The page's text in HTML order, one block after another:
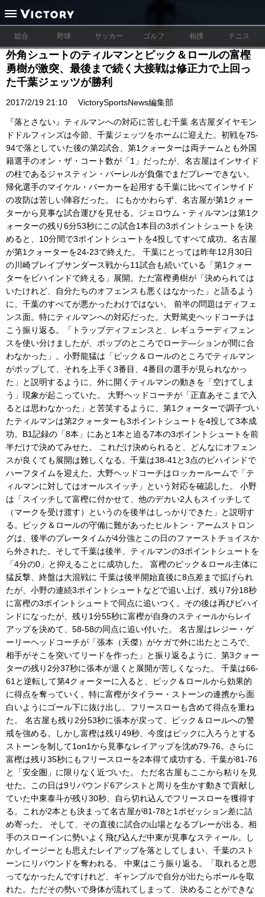
総合 野球 サッカー ゴルフ 相撲 テニス
外角シュートのティルマンとピック＆ロールの富樫
勇樹が激突、最後まで続く大接戦は修正力で上回っ
た千葉ジェッツが勝利
2017/2/19 21:10 VictorySportsNews編集部
『落とさない』ティルマンへの対応に苦しむ千葉 名古屋ダイヤモン
ドドルフィンズは今節、千葉ジェッツをホームに迎えた。初戦を75-
94で落としていた後の第2試合、第1クォーターは両チームとも外国
籍選手のオン・ザ・コート数が「1」だったが、名古屋はインサイド
の柱であるジャスティン・バーレルが負傷でまだプレーできない。
帰化選手のマイケル・パーカーを起用する千葉に比べてインサイド
の攻防は苦しい陣容だった。 にもかかわらず、名古屋が第1クォー
ターから見事な試合運びを見せる。ジェロウム・ティルマンは第1ク
ォーターの残り6分53秒にこの試合1本目の3ポイントシュートを決
めると、10分間で3ポイントシュートを4投してすべて成功。名古屋
が第1クォーターを24-23で終えた。 千葉にとっては昨年12月30日
の川崎ブレイブサンダース戦から11試合も続いている「第1クォー
ターをビハインドで終える」展開。ただ富樫勇樹が「決められては
いたけれど、自分たちのオフェンスも悪くはなかった」と語るよう
に、千葉のすべてが悪かったわけではない。 前半の問題はディフェ
ンス面。特にティルマンへの対応だった。大野篤史ヘッドコーチは
こう振り返る。「トラップディフェンスと、レギュラーディフェン
スを使い分けましたが、ポップのところでローテ―ションが間に合
わなかった」。小野龍猛は「ピック＆ロールのところでティルマン
がポップして、それを上手く3番目、4番目の選手が見られなかっ
た」と説明するように、外に開くティルマンの動きを「空けてしま
う」現象が起こっていた。 大野ヘッドコーチが「正直あそこまで入
るとは思わなかった」と苦笑するように、第1クォーターで調子づい
たティルマンは第2クォーターも3ポイントシュートを4投して3本成
功。B1記録の「8本」にあと1本と迫る7本の3ポイントシュートを前
半だけで決めてみせた。 これだけ決められると、どんなにオフェン
スが良くても展開は難しくなる。千葉は38-41と3点のビハインドで
ハーフタイムを迎えた。大野ヘッドコーチはロッカールームで「テ
ィルマンに対してはオールスイッチ」という対応を確認した。 小野
は「スイッチして富樫に付かせて、他のデカい2人もスイッチして
（マークを受け渡す）というのを後半はしっかりできた」と説明す
る。ピック＆ロールの守備に難があったヒルトン・アームストロン
グは、後半のプレータイムが4分強とこの日のファーストチョイスか
ら外された。そして千葉は後半、ティルマンの3ポイントシュートを
「4分の0」と抑えることに成功した。 富樫のピック＆ロール主体に
猛反撃、終盤は大混戦に 千葉は後半開始直後に8点差まで拡げられ
たが、小野の連続3ポイントシュートなどで追い上げ、残り7分18秒
に富樫の3ポイントシュートで同点に追いつく。その後は再びビハイ
ンドになったが、残り1分55秒に富樫が自身のスティールからレイ
アップを決めて、58-58の同点に追い付いた。 名古屋はレジー・ゲ
ーリーヘッドコーチが「張本（天傑）がケガで外に出たところで、
相手がそこを突いてリードを作った」と振り返るように、第3クォー
ターの残り2分37秒に張本が退くと展開が苦しくなった。 千葉は66-
61と逆転して第4クォーターに入ると、ピック＆ロールから効果的
に得点を奪っていく。特に富樫がタイラー・ストーンの連携から面
白いようにゴール下に抜け出し、フリースローも含めて得点を重ね
た。 名古屋も残り2分53秒に張本が戻って、ピック＆ロールへの警
戒を強める。しかし富樫は残り49秒、今度はピックに入ろうとする
ストーンを制して1on1から見事なレイアップを沈め79-76。さらに
富樫は残り35秒にもフリースローを2本得て成功する。千葉が81-76
と「安全圏」に限りなく近づいた。 ただ名古屋もここから粘りを見
せた。この日は9リバウンド6アシストと周りを生かす動きで貢献し
ていた中東泰斗が残り30秒、自ら切れ込んでフリースローを獲得す
る。これが2本とも決まって名古屋が81-78と1ポゼッション差に詰
め寄った。 そして、その直後に試合の山場となるプレーが出る。相
手のスローインに勢いよく飛び込んだ中東が見事なスティール。し
かしイージーとも思えたレイアップを落としてしまい、千葉のスト
ーンにリバウンドを奪われる。 中東はこう振り返る。「取れると思
ってなかったんですけれど、ギャンブルで自分が出たらボールを取
れた。ただその勢いで身体が流れてしまって、決めることができな